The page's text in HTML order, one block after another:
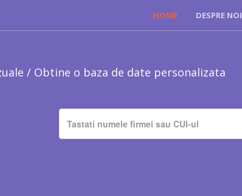
HOME DESPRE NOI
/ Obtine o baza de date personalizata